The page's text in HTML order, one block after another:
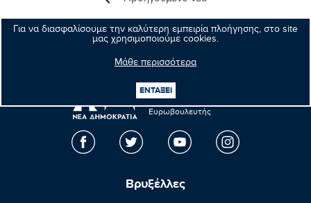
Για να διασφαλίσουμε την καλύτερη εμπειρία πλοήγησης, στο site
μας χρησιμοποιούμε cookies.
Μάθε περισσότερα
ΕΝΤΑΞΕΙ
Επόμενο νέο
Μανώλης
Κεφαλογιάννης
Ευρωβουλευτής
Βρυξέλλες